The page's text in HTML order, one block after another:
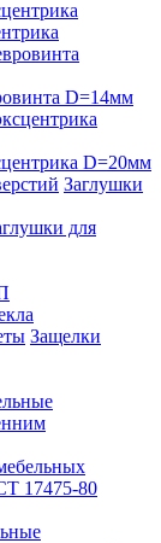
D=14мм
D=20мм
Заглушки
для
Защелки
17475-80